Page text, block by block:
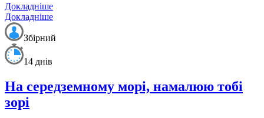
Докладніше
Докладніше
Збірний
14 днів
На середземному морі, намалюю тобі
зорі